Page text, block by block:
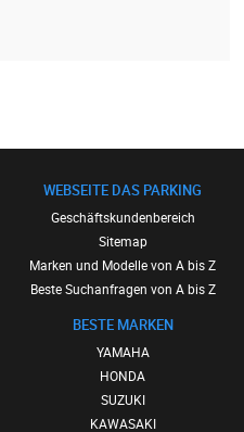
WEBSEITE DAS PARKING
Geschäftskundenbereich
Sitemap
Marken und Modelle von A bis Z
Beste Suchanfragen von A bis Z
BESTE MARKEN
YAMAHA
HONDA
SUZUKI
KAWASAKI